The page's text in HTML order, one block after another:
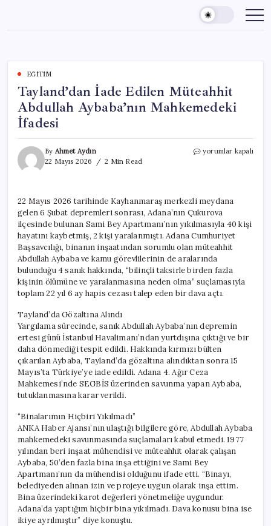
content
EĞITIM
Tayland’dan İade Edilen Müteahhit
Abdullah Aybaba’nın Mahkemedeki
İfadesi
By Ahmet Aydın
22 Mayıs 2026
2 Min Read
Tayland’dan
Aybaba’nın
Mahkemedeki
İfadesi
için
yorumlar kapalı
22 Mayıs 2026 tarihinde Kayhanmaraş merkezli meydana
gelen 6 Şubat depremleri sonrası, Adana’nın Çukurova
ilçesinde bulunan Sami Bey Apartmanı’nın yıkılmasıyla 40 kişi
hayatını kaybetmiş, 2 kişi yaralanmıştı. Adana Cumhuriyet
Başsavcılığı, binanın inşaatından sorumlu olan müteahhit
Abdullah Aybaba ve kamu görevlilerinin de aralarında
bulunduğu 4 sanık hakkında, “bilinçli taksirle birden fazla
kişinin ölümüne ve yaralanmasına neden olma” suçlamasıyla
toplam 22 yıl 6 ay hapis cezası talep eden bir dava açtı.
Tayland’da Gözaltına Alındı
Yargılama sürecinde, sanık Abdullah Aybaba’nın depremin
ertesi günü İstanbul Havalimanı’ndan yurtdışına çıktığı ve bir
daha dönmediği tespit edildi. Hakkında kırmızı bülten
çıkarılan Aybaba, Tayland’da gözaltına alındıktan sonra 15
Mayıs’ta Türkiye’ye iade edildi. Adana 4. Ağır Ceza
Mahkemesi’nde SEGBİS üzerinden savunma yapan Aybaba,
tutuklanmasına karar verildi.
“Binalarımın Hiçbiri Yıkılmadı”
ANKA Haber Ajansı’nın ulaştığı bilgilere göre, Abdullah Aybaba
mahkemedeki savunmasında suçlamaları kabul etmedi. 1977
yılından beri inşaat mühendisi ve müteahhit olarak çalışan
Aybaba, 50’den fazla bina inşa ettiğini ve Sami Bey
Apartmanı’nın da mühendisi olduğunu ifade etti. “Binayı,
belediyeden alınan izin ve projeye uygun olarak inşa ettim.
Bina üzerindeki karot değerleri yönetmeliğe uygundur.
Adana’da yaptığım hiçbir bina yıkılmadı. Dava konusu bina ise
ikiye ayrılmıştır” diye konuştu.